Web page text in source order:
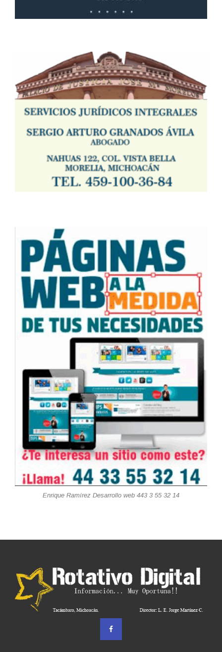
Enrique Ramírez Desarrollo web 443 3 55 32 14